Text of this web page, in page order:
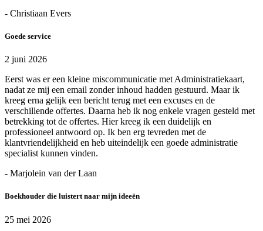
- Christiaan Evers
Goede service
2 juni 2026
Eerst was er een kleine miscommunicatie met Administratiekaart,
nadat ze mij een email zonder inhoud hadden gestuurd. Maar ik
kreeg erna gelijk een bericht terug met een excuses en de
verschillende offertes. Daarna heb ik nog enkele vragen gesteld met
betrekking tot de offertes. Hier kreeg ik een duidelijk en
professioneel antwoord op. Ik ben erg tevreden met de
klantvriendelijkheid en heb uiteindelijk een goede administratie
specialist kunnen vinden.
- Marjolein van der Laan
Boekhouder die luistert naar mijn ideeën
25 mei 2026